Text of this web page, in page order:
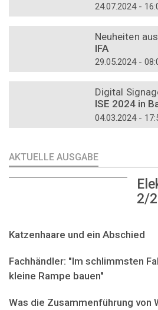
24.07.2024 -
Neuheiten
IFA
29.05.2024 -
Digital
ISE 2024 in
04.03.2024 -
AKTUELLE AUSGABE
2/
Katzenhaare und ein Abschied
Fachhändler: "Im schlimmsten
kleine Rampe bauen"
Was die Zusammenführung von